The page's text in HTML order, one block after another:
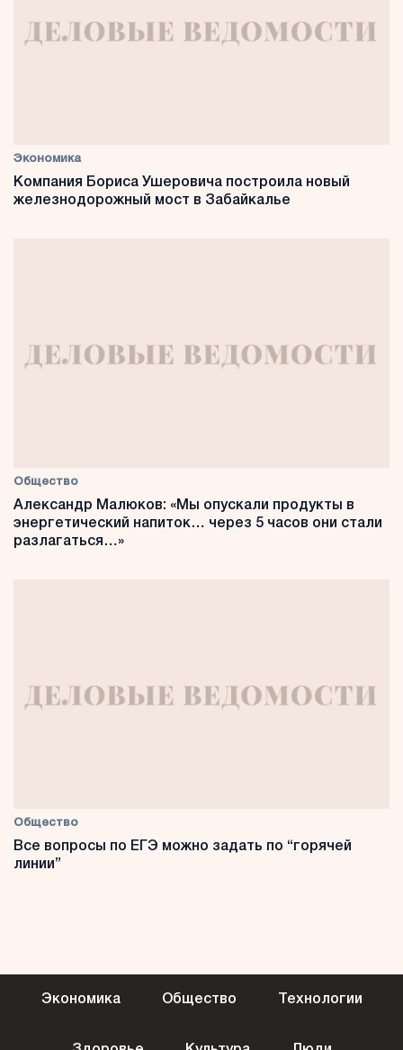
Экономика
Компания Бориса Ушеровича построила новый
железнодорожный мост в Забайкалье
Общество
Александр Малюков: «Мы опускали продукты в
энергетический напиток… через 5 часов они стали
разлагаться…»
Общество
Все вопросы по ЕГЭ можно задать по “горячей
линии”
Экономика Общество Технологии